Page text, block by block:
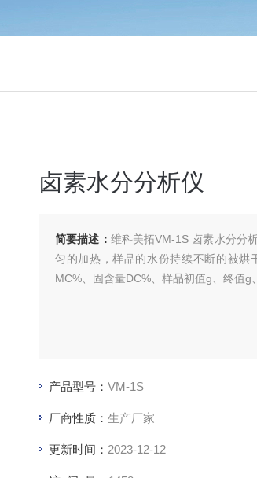
卤素水分分析仪
简要描述： 维科美拓VM-1S 卤素水分分
匀的加热，样品的水份持续不断的被
MC%、固含量DC%、样品初值g、终值
产品型号： VM-1S
厂商性质： 生产厂家
更新时间： 2023-12-12